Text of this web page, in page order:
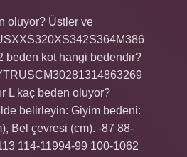
oluyor? Üstler ve
beden kot hangi bedendir?
L kaç beden oluyor?
belirleyin: Giyim bedeni:
Bel çevresi (cm). -87 88-
114-11994-99 100-1062